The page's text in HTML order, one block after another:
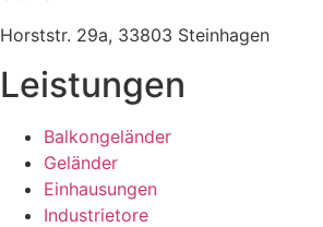
Horststr. 29a, 33803 Steinhagen
Leistungen
Balkongeländer
Geländer
Einhausungen
Industrietore